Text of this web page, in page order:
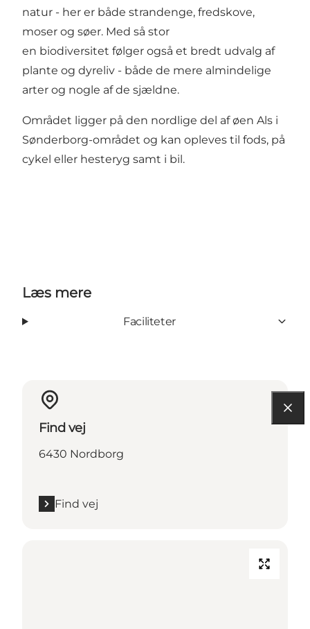
natur - her er både strandenge, fredskove,
moser og søer. Med så stor
en biodiversitet følger også et bredt udvalg af
plante og dyreliv - både de mere almindelige
arter og nogle af de sjældne.
Området ligger på den nordlige del af øen Als i
Sønderborg-området og kan opleves til fods, på
cykel eller hesteryg samt i bil.
Læs mere
Faciliteter
Find vej
6430 Nordborg
Find vej